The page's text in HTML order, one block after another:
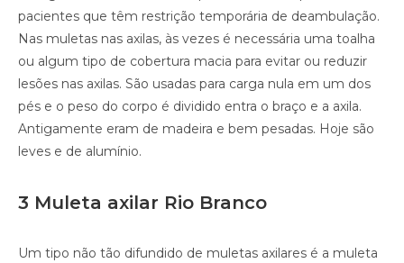
pacientes que têm restrição temporária de deambulação.
Nas muletas nas axilas, às vezes é necessária uma toalha
ou algum tipo de cobertura macia para evitar ou reduzir
lesões nas axilas. São usadas para carga nula em um dos
pés e o peso do corpo é dividido entra o braço e a axila.
Antigamente eram de madeira e bem pesadas. Hoje são
leves e de alumínio.
3 Muleta axilar Rio Branco
Um tipo não tão difundido de muletas axilares é a muleta